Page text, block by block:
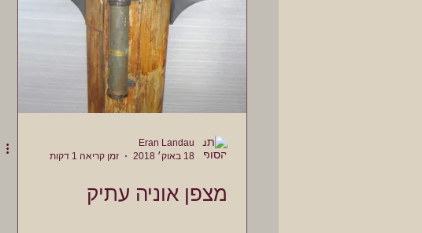
Eran Landau
18 באוק׳ 2018
זמן קריאה 1 דקות
מצפן אוניה עתיק